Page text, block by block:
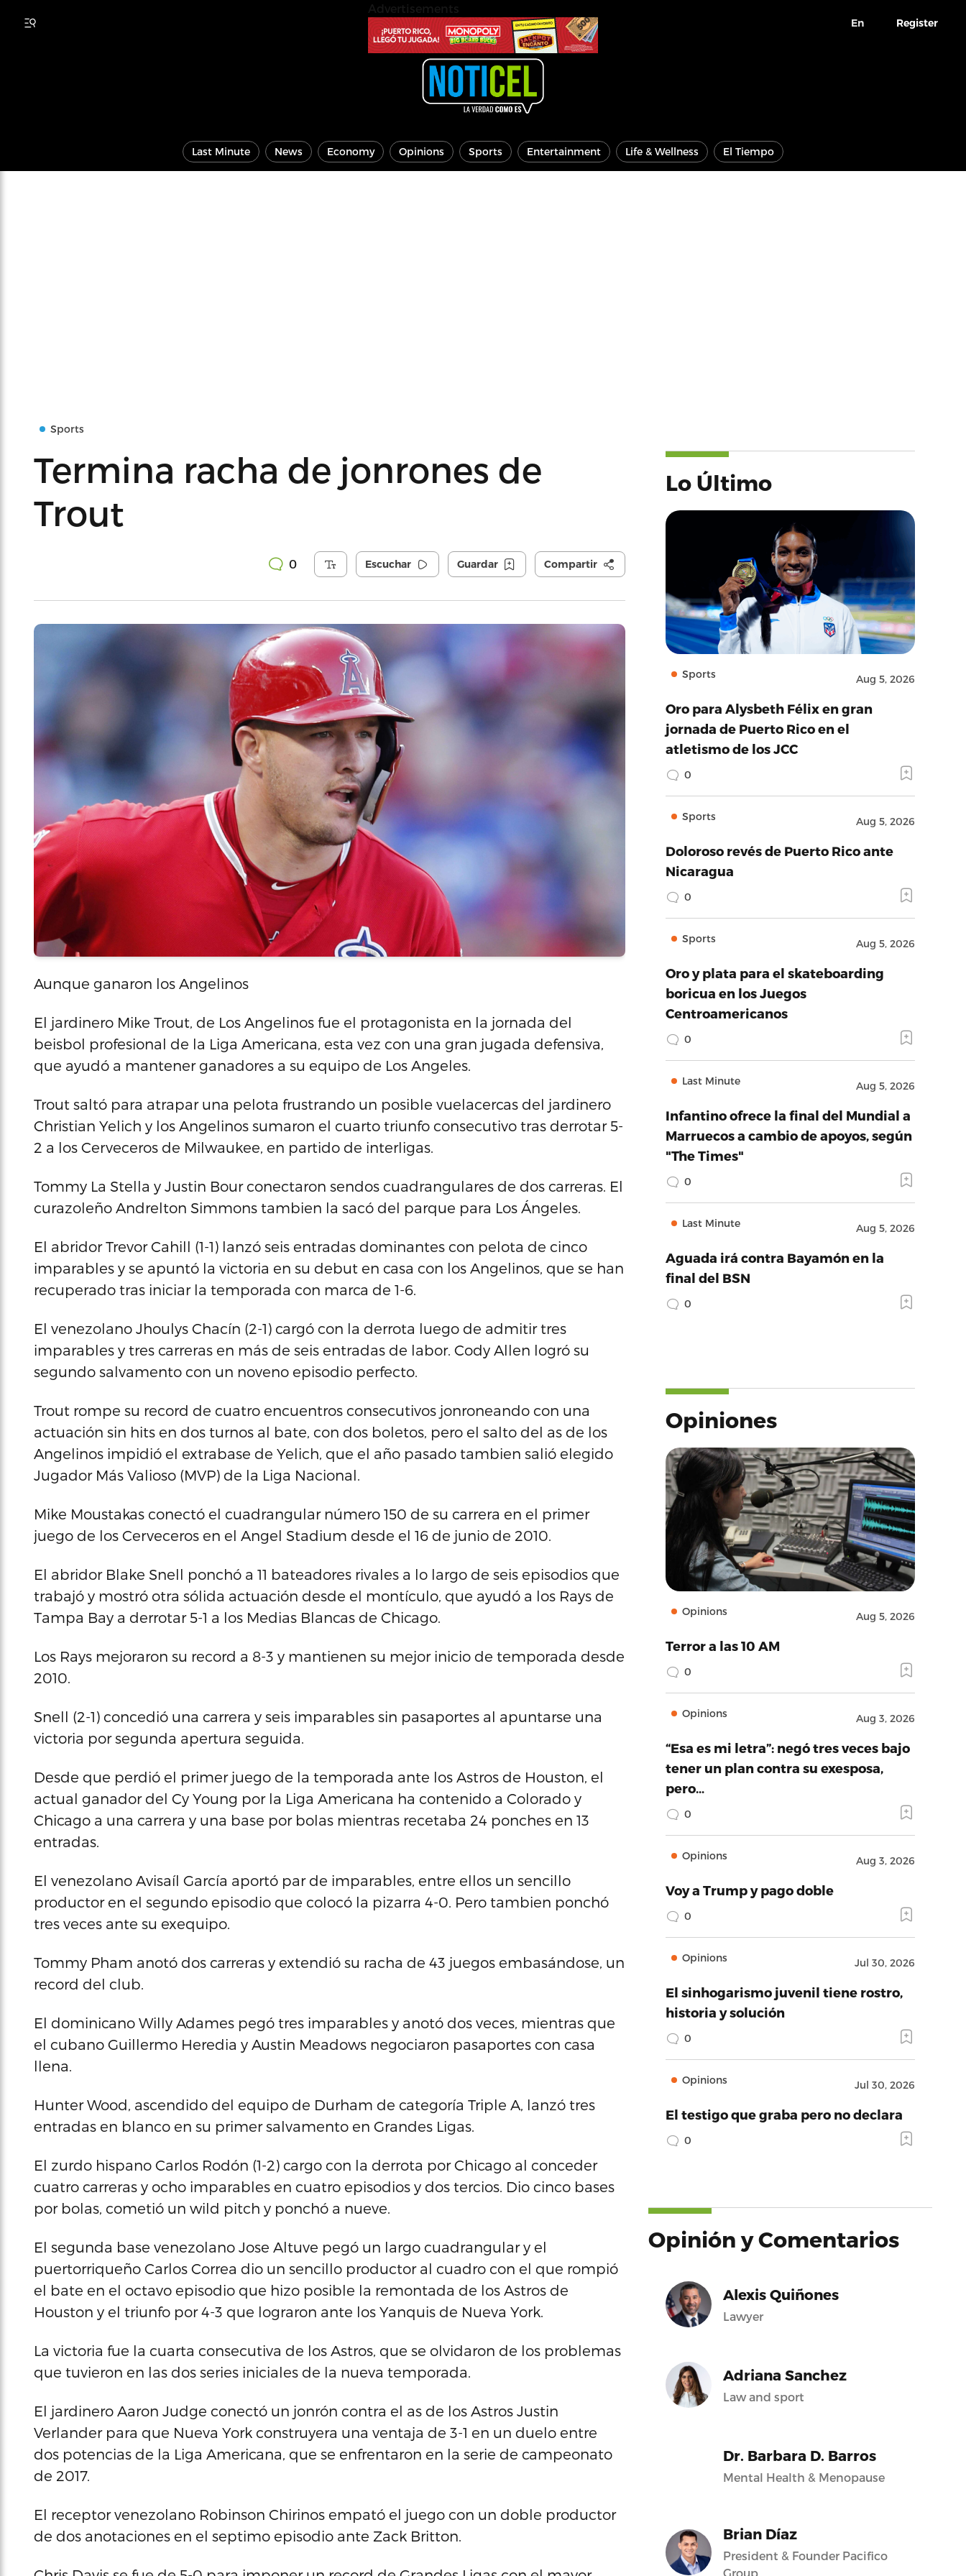
En Register
Last Minute News Economy Opinions Sports Entertainment Life & Wellness El Tiempo
Sports
Termina racha de jonrones de
Trout
0 Escuchar Guardar Compartir
Aunque ganaron los Angelinos
El jardinero Mike Trout, de Los Angelinos fue el protagonista en la jornada del
beisbol profesional de la Liga Americana, esta vez con una gran jugada defensiva,
que ayudó a mantener ganadores a su equipo de Los Angeles.
Trout saltó para atrapar una pelota frustrando un posible vuelacercas del jardinero
Christian Yelich y los Angelinos sumaron el cuarto triunfo consecutivo tras derrotar 5-
2 a los Cerveceros de Milwaukee, en partido de interligas.
Tommy La Stella y Justin Bour conectaron sendos cuadrangulares de dos carreras. El
curazoleño Andrelton Simmons tambien la sacó del parque para Los Ángeles.
El abridor Trevor Cahill (1-1) lanzó seis entradas dominantes con pelota de cinco
imparables y se apuntó la victoria en su debut en casa con los Angelinos, que se han
recuperado tras iniciar la temporada con marca de 1-6.
El venezolano Jhoulys Chacín (2-1) cargó con la derrota luego de admitir tres
imparables y tres carreras en más de seis entradas de labor. Cody Allen logró su
segundo salvamento con un noveno episodio perfecto.
Trout rompe su record de cuatro encuentros consecutivos jonroneando con una
actuación sin hits en dos turnos al bate, con dos boletos, pero el salto del as de los
Angelinos impidió el extrabase de Yelich, que el año pasado tambien salió elegido
Jugador Más Valioso (MVP) de la Liga Nacional.
Mike Moustakas conectó el cuadrangular número 150 de su carrera en el primer
juego de los Cerveceros en el Angel Stadium desde el 16 de junio de 2010.
El abridor Blake Snell ponchó a 11 bateadores rivales a lo largo de seis episodios que
trabajó y mostró otra sólida actuación desde el montículo, que ayudó a los Rays de
Tampa Bay a derrotar 5-1 a los Medias Blancas de Chicago.
Los Rays mejoraron su record a 8-3 y mantienen su mejor inicio de temporada desde
2010.
Snell (2-1) concedió una carrera y seis imparables sin pasaportes al apuntarse una
victoria por segunda apertura seguida.
Desde que perdió el primer juego de la temporada ante los Astros de Houston, el
actual ganador del Cy Young por la Liga Americana ha contenido a Colorado y
Chicago a una carrera y una base por bolas mientras recetaba 24 ponches en 13
entradas.
El venezolano Avisaíl García aportó par de imparables, entre ellos un sencillo
productor en el segundo episodio que colocó la pizarra 4-0. Pero tambien ponchó
tres veces ante su exequipo.
Tommy Pham anotó dos carreras y extendió su racha de 43 juegos embasándose, un
record del club.
El dominicano Willy Adames pegó tres imparables y anotó dos veces, mientras que
el cubano Guillermo Heredia y Austin Meadows negociaron pasaportes con casa
llena.
Hunter Wood, ascendido del equipo de Durham de categoría Triple A, lanzó tres
entradas en blanco en su primer salvamento en Grandes Ligas.
El zurdo hispano Carlos Rodón (1-2) cargo con la derrota por Chicago al conceder
cuatro carreras y ocho imparables en cuatro episodios y dos tercios. Dio cinco bases
por bolas, cometió un wild pitch y ponchó a nueve.
El segunda base venezolano Jose Altuve pegó un largo cuadrangular y el
puertorriqueño Carlos Correa dio un sencillo productor al cuadro con el que rompió
el bate en el octavo episodio que hizo posible la remontada de los Astros de
Houston y el triunfo por 4-3 que lograron ante los Yanquis de Nueva York.
La victoria fue la cuarta consecutiva de los Astros, que se olvidaron de los problemas
que tuvieron en las dos series iniciales de la nueva temporada.
El jardinero Aaron Judge conectó un jonrón contra el as de los Astros Justin
Verlander para que Nueva York construyera una ventaja de 3-1 en un duelo entre
dos potencias de la Liga Americana, que se enfrentaron en la serie de campeonato
de 2017.
El receptor venezolano Robinson Chirinos empató el juego con un doble productor
de dos anotaciones en el septimo episodio ante Zack Britton.
Lo Último
Sports Aug 5, 2026
Oro para Alysbeth Félix en gran
jornada de Puerto Rico en el
atletismo de los JCC
0
Sports Aug 5, 2026
Doloroso revés de Puerto Rico ante
Nicaragua
0
Sports Aug 5, 2026
Oro y plata para el skateboarding
boricua en los Juegos
Centroamericanos
0
Last Minute Aug 5, 2026
Infantino ofrece la final del Mundial a
Marruecos a cambio de apoyos, según
"The Times"
0
Last Minute Aug 5, 2026
Aguada irá contra Bayamón en la
final del BSN
0
Opiniones
Opinions Aug 5, 2026
Terror a las 10 AM
0
Opinions Aug 3, 2026
“Esa es mi letra”: negó tres veces bajo
tener un plan contra su exesposa,
pero…
0
Opinions Aug 3, 2026
Voy a Trump y pago doble
0
Opinions Jul 30, 2026
El sinhogarismo juvenil tiene rostro,
historia y solución
0
Opinions Jul 30, 2026
El testigo que graba pero no declara
0
Opinión y Comentarios
Alexis Quiñones
Lawyer
Adriana Sanchez
Law and sport
Dr. Barbara D. Barros
Mental Health & Menopause
Brian Díaz
President & Founder Pacifico
Group